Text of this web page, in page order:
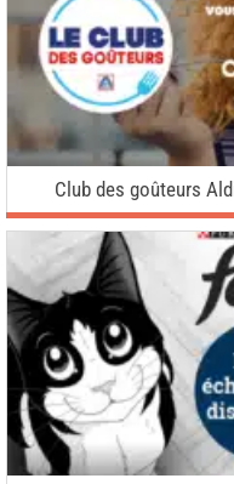
Club des goûteurs